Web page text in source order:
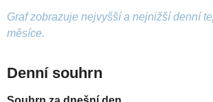
Graf zobrazuje nejvyšší a nejnižší denní
měsíce.
Denní souhrn